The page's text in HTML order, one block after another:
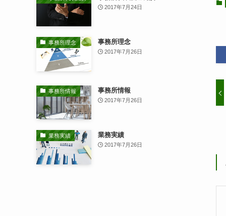
2017年7月24日
事務所理念 事務所理念
2017年7月26日
事務所情報 事務所情報
2017年7月26日
業務実績 業務実績
2017年7月26日